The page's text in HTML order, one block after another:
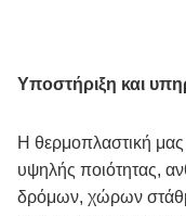
Υποστήριξη και
Η θερμοπλαστική
υψηλής ποιότητας,
δρόμων, χώρων